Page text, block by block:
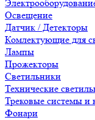
Освещение
Датчик / Детекторы
Комлектующие для
Лампы
Прожекторы
Светильники
Технические
Трековые системы
Фонари